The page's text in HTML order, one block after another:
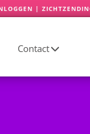
|
Contact